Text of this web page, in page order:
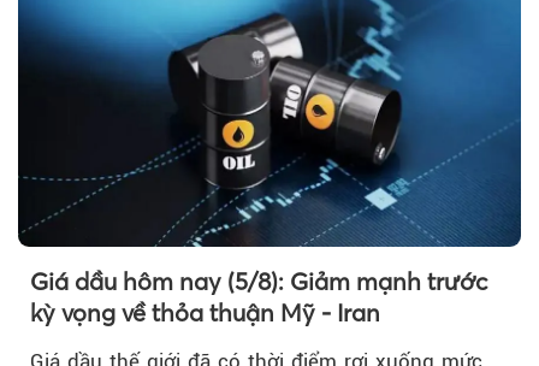
Giá dầu hôm nay (5/8): Giảm mạnh trước
kỳ vọng về thỏa thuận Mỹ - Iran
Giá dầu thế giới đã có thời điểm rơi xuống mức